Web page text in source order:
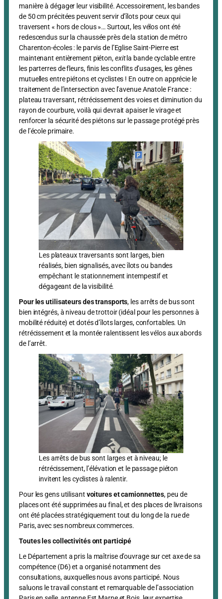
manière à dégager leur visibilité. Accessoirement, les bandes
de 50 cm précitées peuvent servir d’îlots pour ceux qui
traversent « hors de clous »… Surtout, les vélos ont été
redescendus sur la chaussée près de la station de métro
Charenton-écoles : le parvis de l’Eglise Saint-Pierre est
maintenant entièrement piéton,exit la bande cyclable entre
les parterres de fleurs, finis les conflits d’usages, les gênes
mutuelles entre piétons et cyclistes ! En outre on apprécie le
traitement de l’intersection avec l’avenue Anatole France :
plateau traversant, rétrécissement des voies et diminution du
rayon de courbure, voilà qui devrait apaiser le virage et
renforcer la sécurité des piétons sur le passage protégé près
de l’école primaire.
Les plateaux traversants sont larges, bien
réalisés, bien signalisés, avec îlots ou bandes
empêchant le stationnement intempestif et
dégageant de la visibilité.
Pour les utilisateurs des transports, les arrêts de bus sont
bien intégrés, à niveau de trottoir (idéal pour les personnes à
mobilité réduite) et dotés d’îlots larges, confortables. Un
rétrécissement et la montée ralentissent les vélos aux abords
de l’arrêt.
Les arrêts de bus sont larges et à niveau; le
rétrécissement, l’élévation et le passage piéton
invitent les cyclistes à ralentir.
Pour les gens utilisant voitures et camionnettes, peu de
places ont été supprimées au final, et des places de livraisons
ont été placées stratégiquement tout du long de la rue de
Paris, avec ses nombreux commerces.
Toutes les collectivités ont participé
Le Département a pris la maîtrise d’ouvrage sur cet axe de sa
compétence (D6) et a organisé notamment des
consultations, auxquelles nous avons participé. Nous
saluons le travail constant et remarquable de l’association